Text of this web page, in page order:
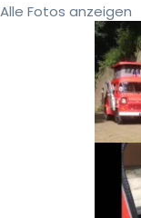
Alle Fotos anzeigen